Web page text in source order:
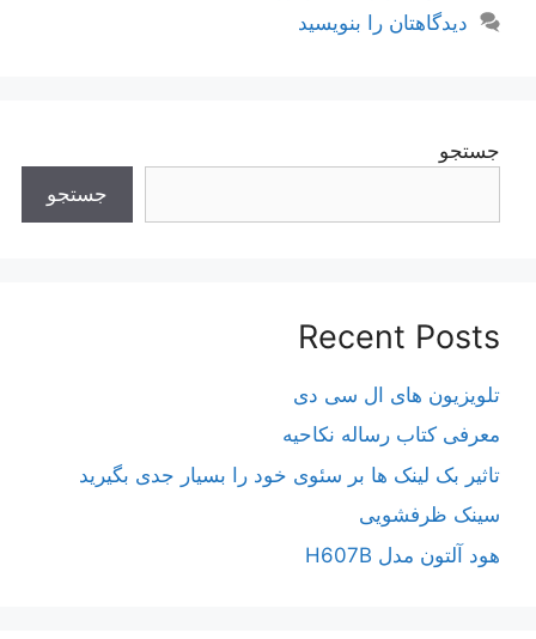
دیدگاهتان را بنویسید
جستجو
جستجو
Recent Posts
تلویزیون های ال سی دی
معرفی کتاب رساله نکاحیه
تاثیر بک لینک ها بر سئوی خود را بسیار جدی بگیرید
سینک ظرفشویی
هود آلتون مدل H607B